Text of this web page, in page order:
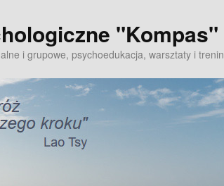
"Kompas"
i grupowe, psychoedukacja, warsztaty i